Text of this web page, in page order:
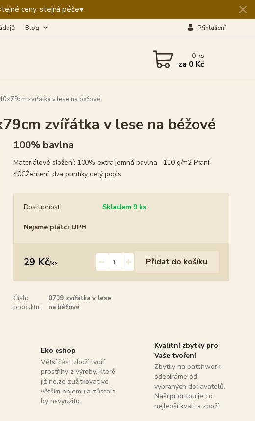
ceny, stejná péče♥️
Blog Přihlášení
0ks
za 0 Kč
zvířátka v lese na béžové
zvířátka v lese na béžové
100% bavlna
Materiálové složení: 100% extra jemná bavlna 130 g/m2 Praní:
40CŽehlení: dva puntíky celý popis
Dostupnost Skladem 9 ks
Nejsme plátci DPH
29 Kč/ks Přidat do košíku
Číslo
produktu:
0709 zvířátka v lese
na béžové
Eko eshop
Větší část zboží tvoří
prostřihy z výroby, které
již nelze zužitkovat ve
větším objemu a zůstalo
by nevyužito.
Kvalitní zbytky pro
Vaše tvoření
Zbytky na patchwork
odebíráme od
vybraných dodavatelů.
Naší prioritou je co
nejlepší kvalita zboží.